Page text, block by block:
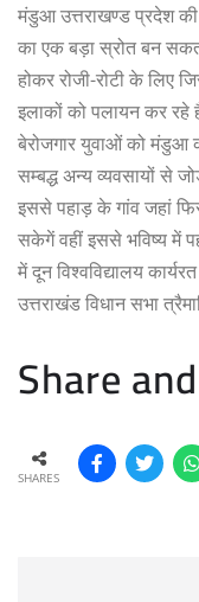
मंडुआ उत्तराखण्ड प्रदेश
का एक बड़ा स्रोत बन
होकर रोजी-रोटी के लिए
इलाकों को पलायन कर रहे
बेरोजगार युवाओं को
सम्बद्ध अन्य व्यवसायों से
इससे पहाड़ के गांव जहां
सकेगें वहीं इससे भविष्य में
में दून विश्वविद्यालय
उत्तराखंड विधान सभा
Share
SHARES